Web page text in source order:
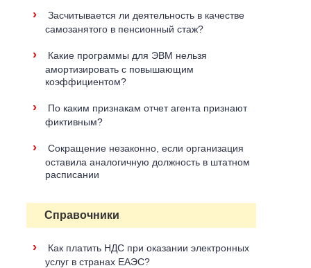
›
Засчитывается ли деятельность в качестве
самозанятого в пенсионный стаж?
›
Какие программы для ЭВМ нельзя
амортизировать с повышающим
коэффициентом?
›
По каким признакам отчет агента признают
фиктивным?
›
Сокращение незаконно, если организация
оставила аналогичную должность в штатном
расписании
Справочники
›
Как платить НДС при оказании электронных
услуг в странах ЕАЭС?